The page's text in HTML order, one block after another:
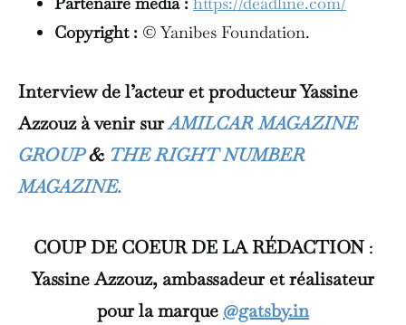
Copyright : © Yanibes Foundation.
Interview de l’acteur et producteur Yassine
Azzouz à venir surAMILCAR MAGAZINE
GROUP& THE RIGHT NUMBER
MAGAZINE.
COUP DE COEUR DE LA RÉDACTION:
Yassine Azzouz, ambassadeur et réalisateur
pour la marque @gatsby.in